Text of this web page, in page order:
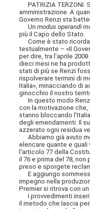
PATRIZIA TERZONI.
amministrazione. A
Governo Renzi sta
Unmodus operandi
più il Capo dello Stato.
Come è stato
testualmente – «Il
per dire, tra l'aprile
dieci mesi ne ha
stati di più se Renzi
rispolverare termini di
Italia», minacciando di
ginocchio il nostro
In questo modo
con la motivazione
stanno bloccando
degli emendamenti. Il
azzerato ogni residua
Abbiamo già avuto
elencare quante e
l'articolo 77 della
il 76 e prima del 78,
preso e sporgete
E aggiungo
impegno nella
Premier si ritrova con
I provvedimenti
il metodo che lascia